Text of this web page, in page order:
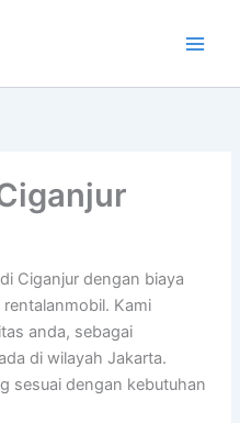
Ciganjur dengan biaya
Kami
anda, sebagai
di wilayah Jakarta.
sesuai dengan kebutuhan